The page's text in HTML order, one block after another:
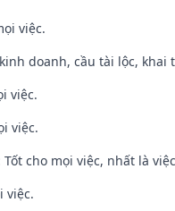
việc.
doanh, cầu tài lộc, khai
việc.
việc.
Tốt cho mọi việc, nhất là
việc.